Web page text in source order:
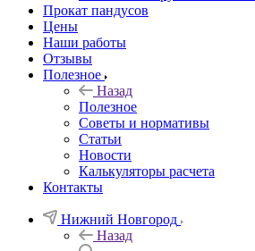
Прокат пандусов
Цены
Наши работы
Отзывы
Полезное
Назад
Полезное
Советы и нормативы
Статьи
Новости
Калькуляторы расчета
Контакты
Нижний Новгород
Назад